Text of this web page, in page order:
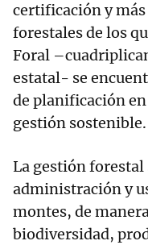
certificación y
forestales de los
Foral
estatal- se
de planificación
gestión sostenible.
La gestión
administración y
montes, de
biodiversidad,